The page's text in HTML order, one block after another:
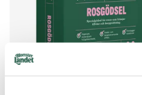
Blomningstid Maj, Juni
Beskärningssätt Beskärningsgrupp 1
Beskärningstid
underlätta etablering.
Gödsla inte nyplanterade
behov på våren.